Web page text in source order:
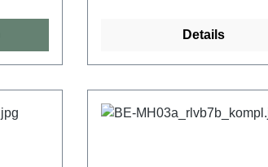
Details